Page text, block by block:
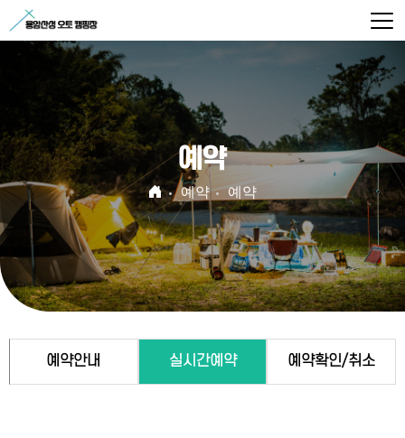
예약
예약 예약
예약안내 실시간예약 예약확인/취소